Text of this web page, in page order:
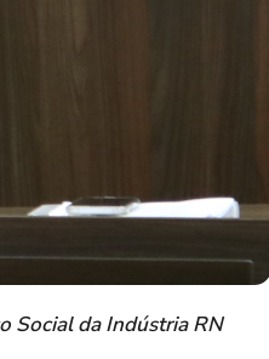
Social da Indústria RN